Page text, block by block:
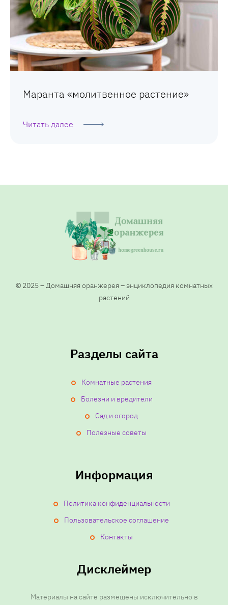
Маранта «молитвенное растение»
Читать далее
© 2025 – Домашняя оранжерея – энциклопедия комнатных
растений
Разделы сайта
Комнатные растения
Болезни и вредители
Сад и огород
Полезные советы
Информация
Политика конфиденциальности
Пользовательское соглашение
Контакты
Дисклеймер
Материалы на сайте размещены исключительно в